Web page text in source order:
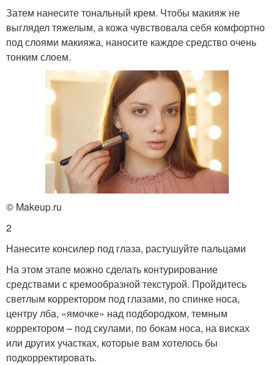
Затем нанесите тональный крем. Чтобы макияж не
выглядел тяжелым, а кожа чувствовала себя комфортно
под слоями макияжа, наносите каждое средство очень
тонким слоем.
© Makeup.ru
2
Нанесите консилер под глаза, растушуйте пальцами
На этом этапе можно сделать контурирование
средствами с кремообразной текстурой. Пройдитесь
светлым корректором под глазами, по спинке носа,
центру лба, «ямочке» над подбородком, темным
корректором – под скулами, по бокам носа, на висках
или других участках, которые вам хотелось бы
подкорректировать.